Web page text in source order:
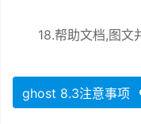
18.帮助文档,图文
ghost 8.3注意事项